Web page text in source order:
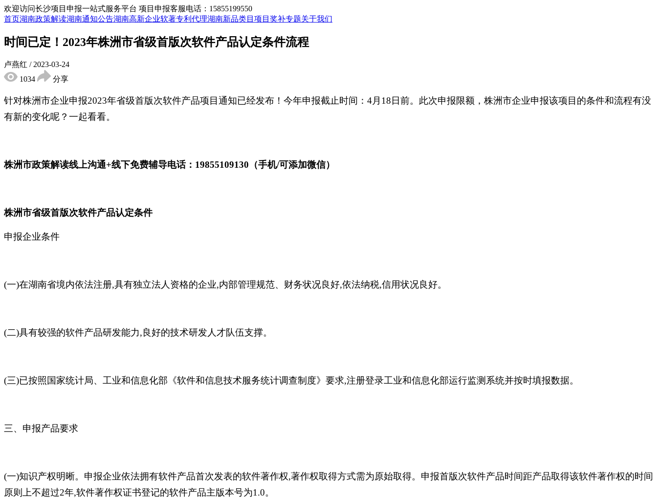
欢迎访问长沙项目申报一站式服务平台 项目申报客服电话：15855199550
首页湖南政策解读湖南通知公告湖南高新企业软著专利代理湖南新品类目 项目奖补专题关于我们
时间已定！2023年株洲市省级首版次软件产品认定条件流程
卢燕红 / 2023-03-24
1034
分享
针对株洲市企业申报2023年省级首版次软件产品项目通知已经发布！今年申报截止时间：4月18日前。此次申报限额，株洲市企业申报该项目的条件和流程有没
有新的变化呢？一起看看。
株洲市政策解读线上沟通+线下免费辅导电话：19855109130（手机/可添加微信）
株洲市省级首版次软件产品认定条件
申报企业条件
(一)在湖南省境内依法注册,具有独立法人资格的企业,内部管理规范、财务状况良好,依法纳税,信用状况良好。
(二)具有较强的软件产品研发能力,良好的技术研发人才队伍支撑。
(三)已按照国家统计局、工业和信息化部《软件和信息技术服务统计调查制度》要求,注册登录工业和信息化部运行监测系统并按时填报数据。
三、申报产品要求
(一)知识产权明晰。申报企业依法拥有软件产品首次发表的软件著作权,著作权取得方式需为原始取得。申报首版次软件产品时间距产品取得该软件著作权的时间
原则上不超过2年,软件著作权证书登记的软件产品主版本号为1.0。